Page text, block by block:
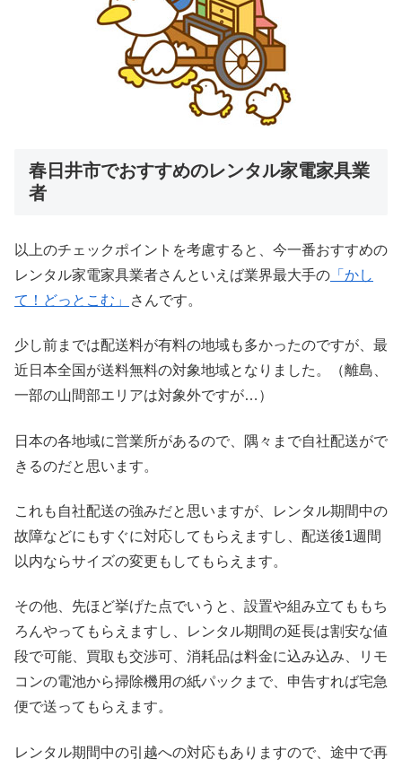
春日井市でおすすめのレンタル家電家具業
者
以上のチェックポイントを考慮すると、今一番おすすめの
レンタル家電家具業者さんといえば業界最大手の 「かし
て！どっとこむ」
さんです。
少し前までは配送料が有料の地域も多かったのですが、最
近日本全国が送料無料の対象地域となりました。（離島、
一部の山間部エリアは対象外ですが…）
日本の各地域に営業所があるので、隅々まで自社配送がで
きるのだと思います。
これも自社配送の強みだと思いますが、レンタル期間中の
故障などにもすぐに対応してもらえますし、配送後1週間
以内ならサイズの変更もしてもらえます。
その他、先ほど挙げた点でいうと、設置や組み立てももち
ろんやってもらえますし、レンタル期間の延長は割安な値
段で可能、買取も交渉可、消耗品は料金に込み込み、リモ
コンの電池から掃除機用の紙パックまで、申告すれば宅急
便で送ってもらえます。
レンタル期間中の引越への対応もありますので、途中で再